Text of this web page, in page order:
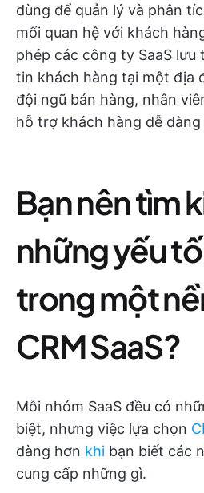
dùng để quản lý và phân
mối quan hệ với khách
phép các công ty SaaS
tin khách hàng tại một địa
đội ngũ bán hàng, nhân
hỗ trợ khách hàng dễ
Bạn nên tìm
những yếu
trong một
CRM SaaS?
Mỗi nhóm SaaS đều có
biệt, nhưng việc lựa chọn
dàng hơn khi bạn biết các
cung cấp những gì.